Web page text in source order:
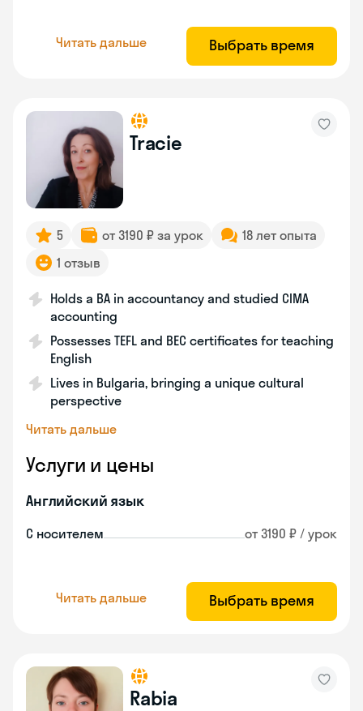
Читать дальше Выбрать время
Tracie
5 от 3190 ₽ за урок
18 лет опыта
1 отзыв
Holds a BA in accountancy and studied CIMA
accounting
Possesses TEFL and BEC certificates for teaching
English
Lives in Bulgaria, bringing a unique cultural
perspective
Читать дальше
Услуги и цены
Английский язык
С носителем от 3190 ₽ / урок
Читать дальше Выбрать время
Rabia